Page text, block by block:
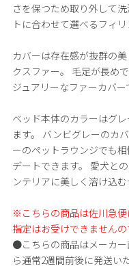
さを保つため取り外して
トに合わせて選べるフィ
カバーは存在感が抜群の
クスファー。 毛足が長め
ジュアリーなファーカバー
ベッド本体のカラーはグ
ます。 バンビグレーのカ
ーのペットラウンジでも
デートできます。 愛犬と
ンテリアに美しく溶け込
※こちらの商品は佐川急
指定はお受けできません
●こちらの商品はメーカ
ら通常2週間前後に発送い